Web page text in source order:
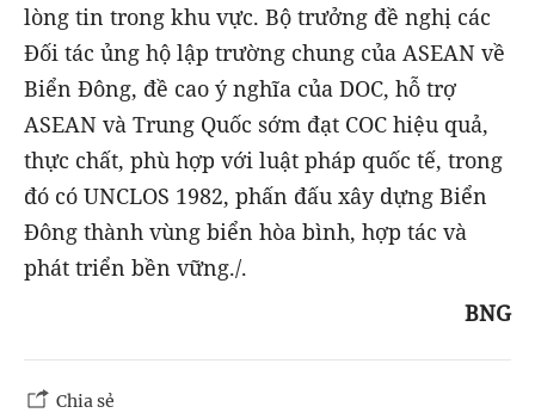
lòng tin trong khu vực. Bộ trưởng đề nghị các
Đối tác ủng hộ lập trường chung của ASEAN về
Biển Đông, đề cao ý nghĩa của DOC, hỗ trợ
ASEAN và Trung Quốc sớm đạt COC hiệu quả,
thực chất, phù hợp với luật pháp quốc tế, trong
đó có UNCLOS 1982, phấn đấu xây dựng Biển
Đông thành vùng biển hòa bình, hợp tác và
phát triển bền vững./.
BNG
Chia sẻ